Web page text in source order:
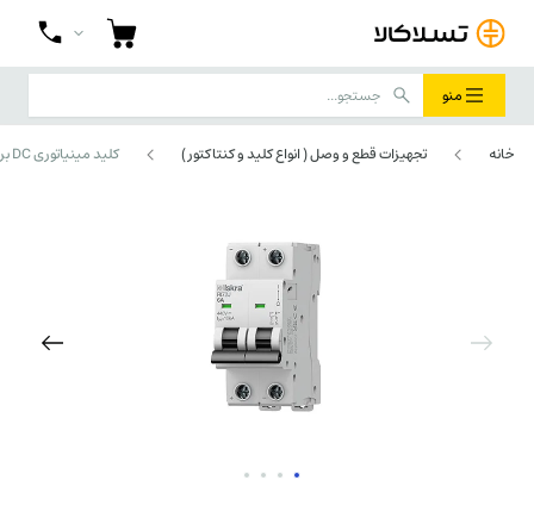
منو
خانه تجهیزات قطع و وصل ( انواع کلید و کنتاکتور ) کلید مینیاتوری DC برند ISKRA ایسکرا 2 پل 16 آمپر 10 کیلو آمپر RI72J C